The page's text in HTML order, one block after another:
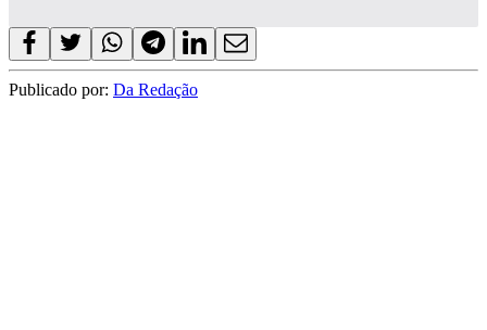
Publicado por: Da Redação